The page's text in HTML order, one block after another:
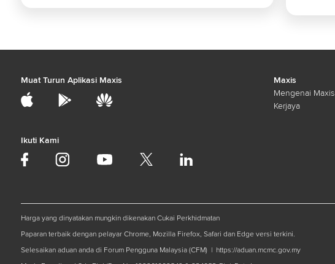
Muat Turun Aplikasi Maxis
Ikuti Kami
Maxis
Mengenai Maxis
Kerjaya
Harga yang dinyatakan mungkin dikenakan Cukai Perkhidmatan
Paparan terbaik dengan pelayar Chrome, Mozilla Firefox, Safari dan Edge versi terkini.
Selesaikan aduan anda di Forum Pengguna Malaysia (CFM) | https://aduan.mcmc.gov.my